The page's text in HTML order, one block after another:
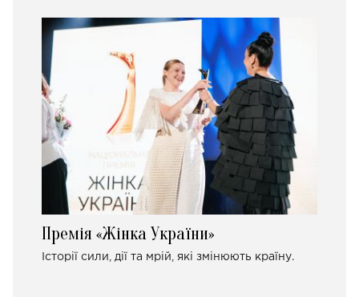
Премія «Жінка України»
Історії сили, дії та мрій, які змінюють країну.